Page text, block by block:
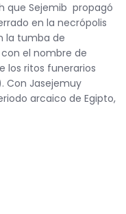
que Sejemib propagó
en la necrópolis
la tumba de
el nombre de
los ritos funerarios
Con Jasejemuy
arcaico de Egipto,